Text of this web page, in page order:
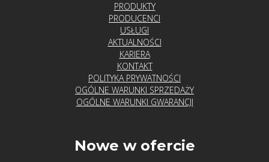
PRODUKTY
PRODUCENCI
USŁUGI
AKTUALNOŚCI
KARIERA
KONTAKT
POLITYKA PRYWATNOŚCI
OGÓLNE WARUNKI SPRZEDAŻY
OGÓLNE WARUNKI GWARANCJI
Nowe w ofercie